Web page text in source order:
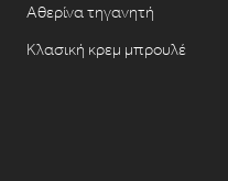
Αθερίνα τηγανητή
Κλασική κρεμ μπρουλέ